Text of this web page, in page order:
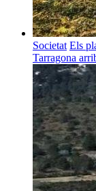
Societat Els
Tarragona